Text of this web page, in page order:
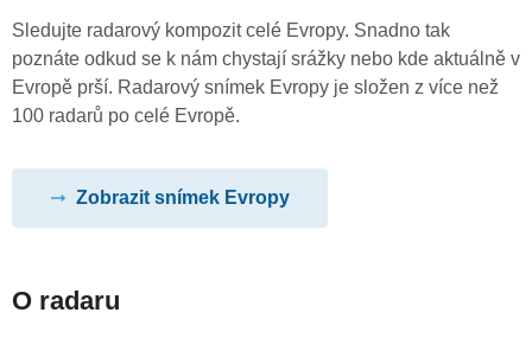
Sledujte radarový kompozit celé Evropy. Snadno tak
poznáte odkud se k nám chystají srážky nebo kde aktuálně v
Evropě prší. Radarový snímek Evropy je složen z více než
100 radarů po celé Evropě.
Zobrazit snímek Evropy
O radaru